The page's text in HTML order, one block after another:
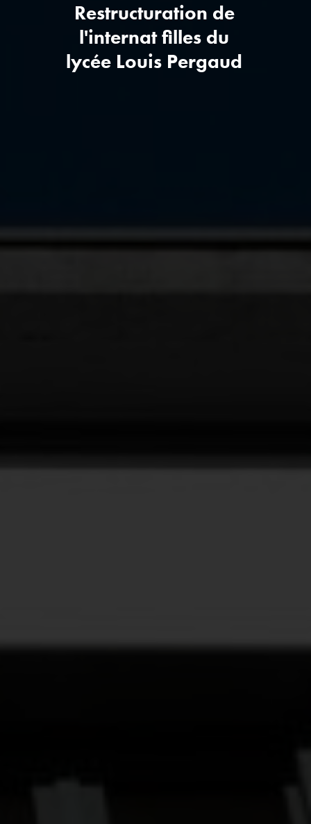
Restructuration de
l'internat filles du
lycée Louis Pergaud